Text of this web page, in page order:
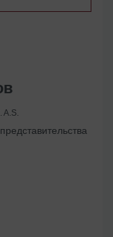
A.S.